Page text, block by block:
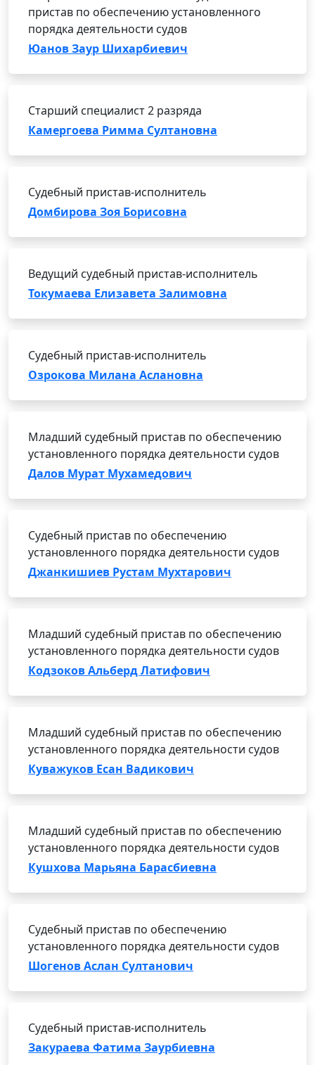
пристав по обеспечению установленного
порядка деятельности судов
Юанов Заур Шихарбиевич
Старший специалист 2 разряда
Камергоева Римма Султановна
Судебный пристав-исполнитель
Домбирова Зоя Борисовна
Ведущий судебный пристав-исполнитель
Токумаева Елизавета Залимовна
Судебный пристав-исполнитель
Озрокова Милана Аслановна
Младший судебный пристав по обеспечению
установленного порядка деятельности судов
Далов Мурат Мухамедович
Судебный пристав по обеспечению
установленного порядка деятельности судов
Джанкишиев Рустам Мухтарович
Младший судебный пристав по обеспечению
установленного порядка деятельности судов
Кодзоков Альберд Латифович
Младший судебный пристав по обеспечению
установленного порядка деятельности судов
Куважуков Есан Вадикович
Младший судебный пристав по обеспечению
установленного порядка деятельности судов
Кушхова Марьяна Барасбиевна
Судебный пристав по обеспечению
установленного порядка деятельности судов
Шогенов Аслан Султанович
Судебный пристав-исполнитель
Закураева Фатима Заурбиевна